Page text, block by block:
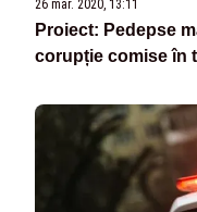
26 mar. 2020, 13:11
Proiect: Pedepse
corupție comise în